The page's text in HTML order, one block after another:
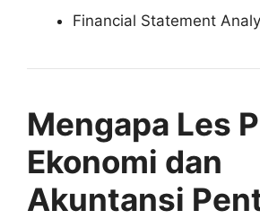
Financial Statement
Mengapa Les
Ekonomi dan
Akuntansi